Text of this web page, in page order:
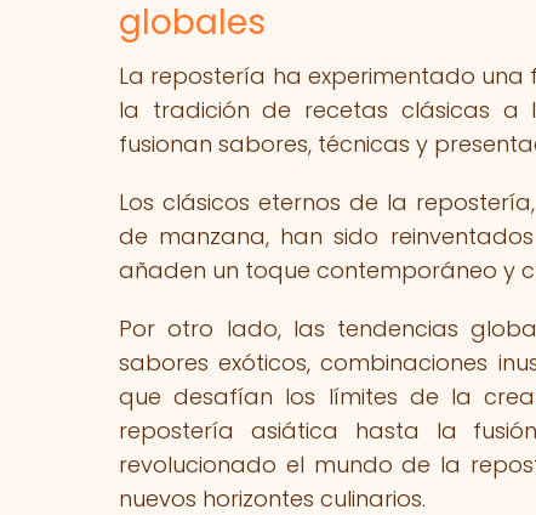
globales
La repostería ha experimentado
la tradición de recetas clásicas a
fusionan sabores, técnicas y
Los clásicos eternos de la
de manzana, han sido
añaden un toque contemporáneo y
Por otro lado, las tendencias
sabores exóticos, combinaciones
que desafían los límites de la
repostería asiática hasta la
revolucionado el mundo de la
nuevos horizontes culinarios.